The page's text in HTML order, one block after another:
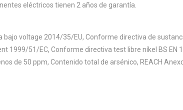
eléctricos tienen 2 años de garantía.
voltage 2014/35/EU, Conforme directiva de
51/EC, Conforme directiva test libre níkel BS EN
de 50 ppm, Contenido total de arsénico, REACH